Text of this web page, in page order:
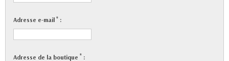
Adresse e-mail * :
Adresse de la boutique * :